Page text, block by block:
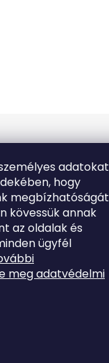
adatokat
hogy
megbízhatóságát
kövessük annak
az oldalak és
ügyfél
meg adatvédelmi
info@marutina.hu
+421911050251